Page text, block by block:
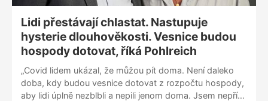
Lidi přestávají chlastat. Nastupuje
hysterie dlouhověkosti. Vesnice budou
hospody dotovat, říká Pohlreich
„Covid lidem ukázal, že můžou pít doma. Není daleko
doba, kdy budou vesnice dotovat z rozpočtu hospody,
aby lidi úplně nezblbli a nepili jenom doma. Jsem nepřítel